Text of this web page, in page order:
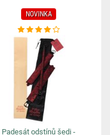
NOVINKA
Padesát odstínů šedi -